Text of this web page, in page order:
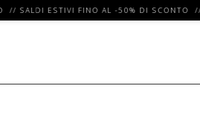
// SALDI ESTIVI FINO AL -50% DI SCONTO //